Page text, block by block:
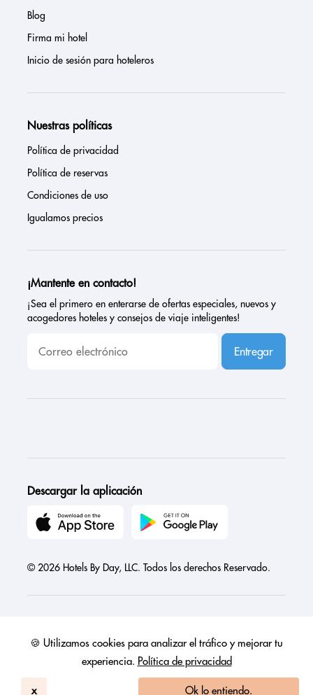
🍪 Utilizamos cookies para analizar el tráfico y mejorar tu
experiencia. Política de privacidad
x Ok lo entiendo.
Blog
Firma mi hotel
Inicio de sesión para hoteleros
Nuestras políticas
Política de privacidad
Política de reservas
Condiciones de uso
Igualamos precios
¡Mantente en contacto!
¡Sea el primero en enterarse de ofertas especiales, nuevos y
acogedores hoteles y consejos de viaje inteligentes!
Entregar
Descargar la aplicación
© 2026 Hotels By Day, LLC. Todos los derechos Reservado.
Austria Canada France Germany India Ireland
Israel
Mexico Netherlands Philippines
United Arab Emirates
United Kingdom United States